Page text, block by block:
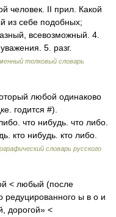
человек. II прил. Какой
из себе подобных;
всевозможный. 4.
5. разг.
толковый словарь
любой одинаково
годится #).
что нибудь. что либо.
кто нибудь. кто либо.
словарь русского
< любый (после
редуцированного ы в о и
дорогой» <